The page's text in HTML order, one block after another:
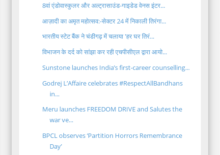
8वां एंडोवास्कुलर और अल्ट्रासाउंड-गाइडेड वेनस इंटर...
आज़ादी का अमृत महोत्सव:-सेक्टर 24 में निकाली तिरंगा...
भारतीय स्टेट बैंक ने चंडीगढ़ में चलाया 'हर घर तिरं...
विभाजन के दर्द को सांझा कर रही एचपीसीएल द्वारा आयो...
Sunstone launches India’s first-career counselling...
Godrej L’Affaire celebrates #RespectAllBandhans
in...
Meru launches FREEDOM DRIVE and Salutes the
war ve...
BPCL observes ‘Partition Horrors Remembrance
Day’